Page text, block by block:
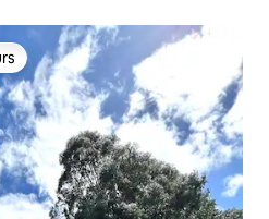
les plus appréciés